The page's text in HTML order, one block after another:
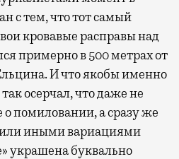
с тем, что тот самый
кровавые расправы над
примерно в 500 метрах от
И что якобы именно
осерчал, что даже не
помиловании, а сразу же
или иными вариациями
украшена буквально